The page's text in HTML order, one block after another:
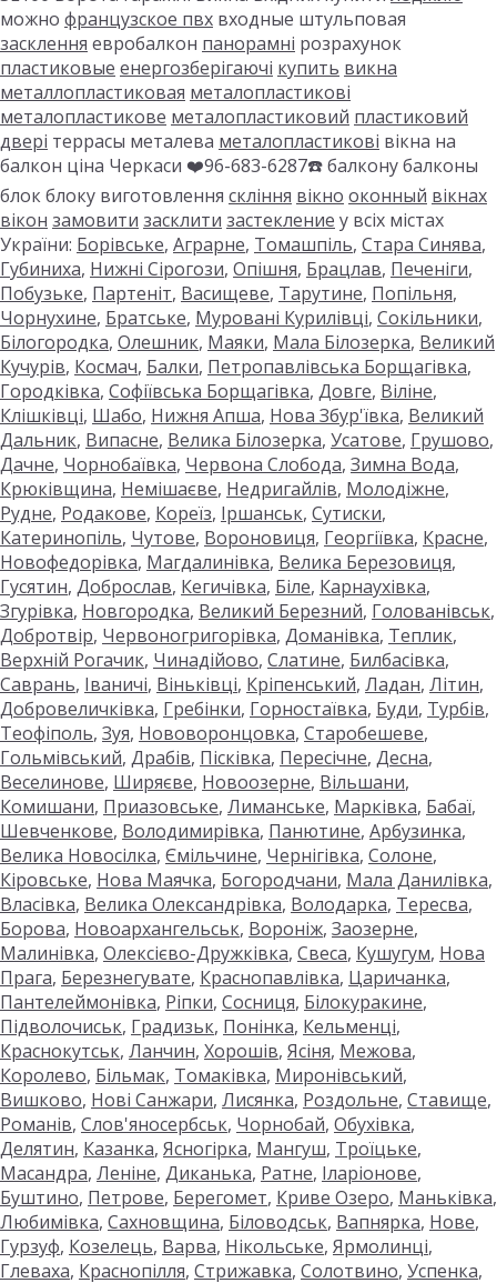
можно французское пвх входные штульповая
засклення евробалкон панорамні розрахунок
пластиковые енергозберігаючі купить викна
металлопластиковая металопластикові
металопластикове металопластиковий пластиковий
двері террасы металева металопластикові вікна на
балкон ціна Черкаси ❤️96-683-6287☎️ балкону балконы
блок блоку виготовлення скління вікно оконный вікнах
вікон замовити засклити застекление у всіх містах
України: Борівське, Аграрне, Томашпіль, Стара Синява,
Губиниха, Нижні Сірогози, Опішня, Брацлав, Печеніги,
Побузьке, Партеніт, Васищеве, Тарутине, Попільня,
Чорнухине, Братське, Муровані Курилівці, Сокільники,
Білогородка, Олешник, Маяки, Мала Білозерка, Великий
Кучурів, Космач, Балки, Петропавлівська Борщагівка,
Городківка, Софіївська Борщагівка, Довге, Віліне,
Клішківці, Шабо, Нижня Апша, Нова Збур'ївка, Великий
Дальник, Випасне, Велика Білозерка, Усатове, Грушово,
Дачне, Чорнобаївка, Червона Слобода, Зимна Вода,
Крюківщина, Немішаєве, Недригайлів, Молодіжне,
Рудне, Родакове, Кореїз, Іршанськ, Сутиски,
Катеринопіль, Чутове, Вороновиця, Георгіївка, Красне,
Новофедорівка, Магдалинівка, Велика Березовиця,
Гусятин, Доброслав, Кегичівка, Біле, Карнаухівка,
Згурівка, Новгородка, Великий Березний, Голованівськ,
Добротвір, Червоногригорівка, Доманівка, Теплик,
Верхній Рогачик, Чинадійово, Слатине, Билбасівка,
Саврань, Іваничі, Віньківці, Кріпенський, Ладан, Літин,
Добровеличківка, Гребінки, Горностаївка, Буди, Турбів,
Теофіполь, Зуя, Нововоронцовка, Старобешеве,
Гольмівський, Драбів, Пісківка, Пересічне, Десна,
Веселинове, Ширяєве, Новоозерне, Вільшани,
Комишани, Приазовське, Лиманське, Марківка, Бабаї,
Шевченкове, Володимирівка, Панютине, Арбузинка,
Велика Новосілка, Ємільчине, Чернігівка, Солоне,
Кіровське, Нова Маячка, Богородчани, Мала Данилівка,
Власівка, Велика Олександрівка, Володарка, Тересва,
Борова, Новоархангельськ, Вороніж, Заозерне,
Малинівка, Олексієво-Дружківка, Свеса, Кушугум, Нова
Прага, Березнегувате, Краснопавлівка, Царичанка,
Пантелеймонівка, Ріпки, Сосниця, Білокуракине,
Підволочиськ, Градизьк, Понінка, Кельменці,
Краснокутськ, Ланчин, Хорошів, Ясіня, Межова,
Королево, Більмак, Томаківка, Миронівський,
Вишково, Нові Санжари, Лисянка, Роздольне, Ставище,
Романів, Слов'яносербськ, Чорнобай, Обухівка,
Делятин, Казанка, Ясногірка, Мангуш, Троїцьке,
Масандра, Леніне, Диканька, Ратне, Іларіонове,
Буштино, Петрове, Берегомет, Криве Озеро, Маньківка,
Любимівка, Сахновщина, Біловодськ, Вапнярка, Нове,
Гурзуф, Козелець, Варва, Нікольське, Ярмолинці,
Глеваха, Краснопілля, Стрижавка, Солотвино, Успенка,